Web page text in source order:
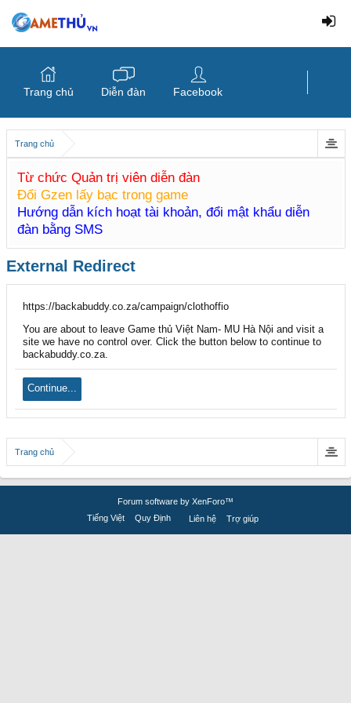
Trang chủ
Từ chức Quản trị viên diễn đàn
Đổi Gzen lấy bạc trong game
Hướng dẫn kích hoạt tài khoản, đổi mật khẩu diễn
đàn bằng SMS
External Redirect
https://backabuddy.co.za/campaign/clothoffio
You are about to leave Game thủ Việt Nam- MU Hà Nội and visit a
site we have no control over. Click the button below to continue to
backabuddy.co.za.
Continue...
Trang chủ
Trang chủ Diễn đàn Facebook
Forum software by XenForo™
Tiếng Việt
Quy Định Liên hệ Trợ giúp